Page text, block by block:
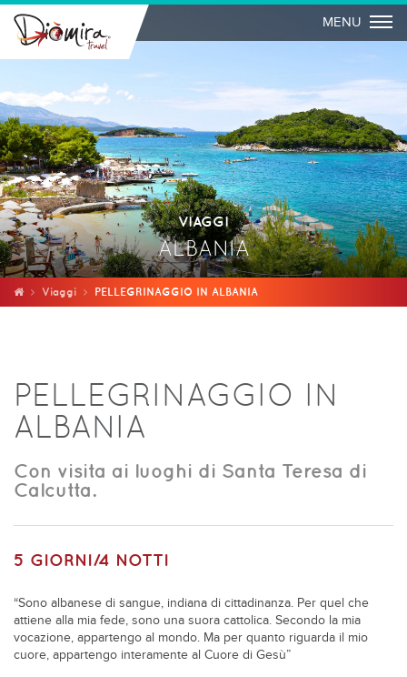
MENU
VIAGGI
ALBANIA
Viaggi PELLEGRINAGGIO IN ALBANIA
PELLEGRINAGGIO IN
ALBANIA
Con visita ai luoghi di Santa Teresa di
Calcutta.
5 GIORNI/4 NOTTI
“Sono albanese di sangue, indiana di cittadinanza. Per quel che
attiene alla mia fede, sono una suora cattolica. Secondo la mia
vocazione, appartengo al mondo. Ma per quanto riguarda il mio
cuore, appartengo interamente al Cuore di Gesù”